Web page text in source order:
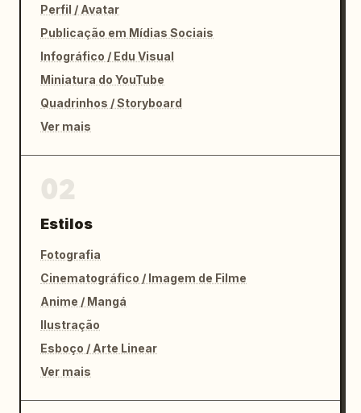
Perfil / Avatar
Publicação em Mídias Sociais
Infográfico / Edu Visual
Miniatura do YouTube
Quadrinhos / Storyboard
Ver mais
Estilos
Fotografia
Cinematográfico / Imagem de Filme
Anime / Mangá
Ilustração
Esboço / Arte Linear
Ver mais